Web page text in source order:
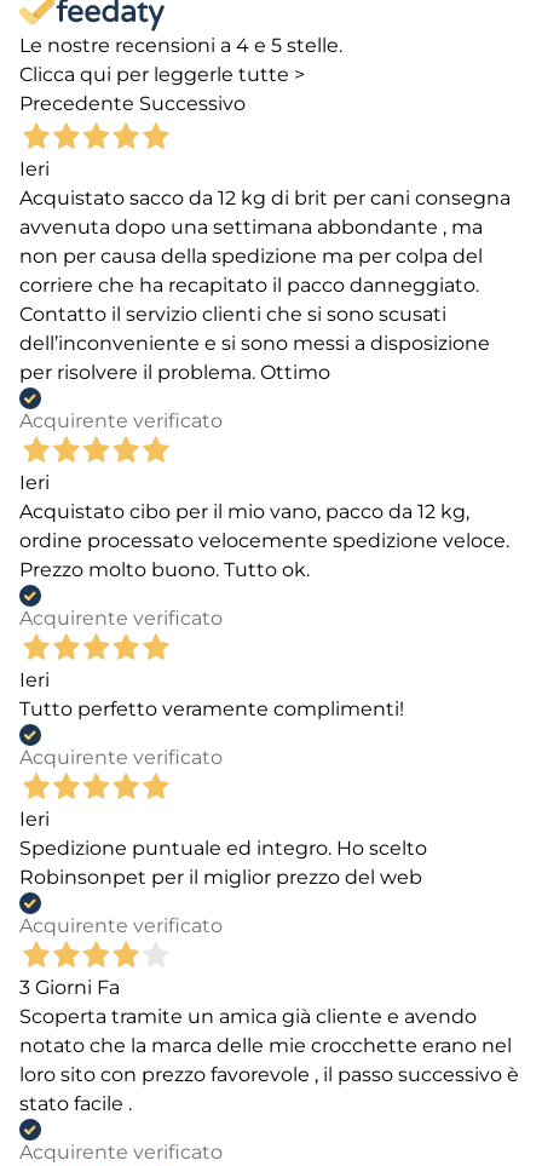
Le nostre recensioni a 4 e 5 stelle.
Clicca qui per leggerle tutte >
Precedente Successivo
Ieri
Acquistato sacco da 12 kg di brit per cani consegna
avvenuta dopo una settimana abbondante , ma
non per causa della spedizione ma per colpa del
corriere che ha recapitato il pacco danneggiato.
Contatto il servizio clienti che si sono scusati
dell’inconveniente e si sono messi a disposizione
per risolvere il problema. Ottimo
Acquirente verificato
Ieri
Acquistato cibo per il mio vano, pacco da 12 kg,
ordine processato velocemente spedizione veloce.
Prezzo molto buono. Tutto ok.
Acquirente verificato
Ieri
Tutto perfetto veramente complimenti!
Acquirente verificato
Ieri
Spedizione puntuale ed integro. Ho scelto
Robinsonpet per il miglior prezzo del web
Acquirente verificato
3 Giorni Fa
Scoperta tramite un amica già cliente e avendo
notato che la marca delle mie crocchette erano nel
loro sito con prezzo favorevole , il passo successivo è
stato facile .
Acquirente verificato